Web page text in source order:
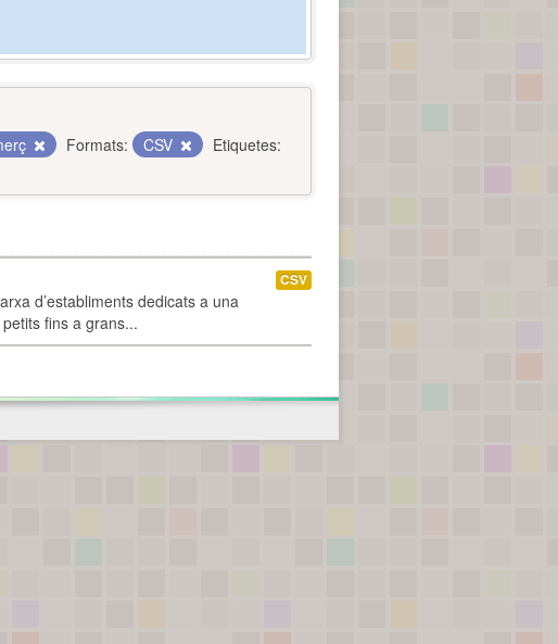
Formats: CSV
Etiquetes:
d’establiments dedicats a una
fins a grans...
CSV